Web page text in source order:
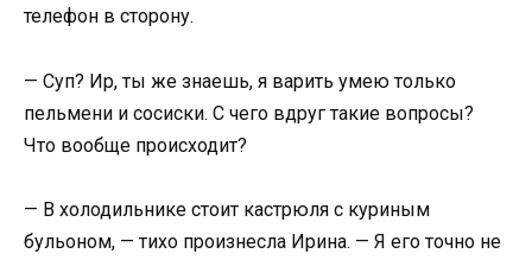
телефон в сторону.
— Суп? Ир, ты же знаешь, я варить умею только
пельмени и сосиски. С чего вдруг такие вопросы?
Что вообще происходит?
— В холодильнике стоит кастрюля с куриным
бульоном, — тихо произнесла Ирина. — Я его точно не